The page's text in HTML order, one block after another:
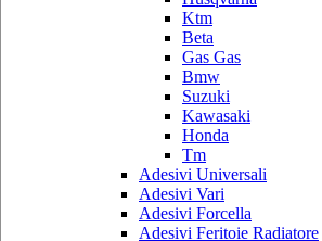
Ktm
Beta
Gas Gas
Bmw
Suzuki
Kawasaki
Honda
Tm
Adesivi Universali
Adesivi Vari
Adesivi Forcella
Adesivi Feritoie Radiatore